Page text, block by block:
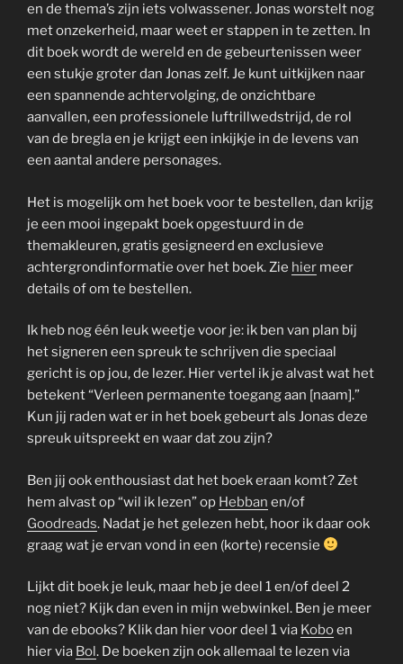
en de thema’s zijn iets volwassener. Jonas worstelt nog
met onzekerheid, maar weet er stappen in te zetten. In
dit boek wordt de wereld en de gebeurtenissen weer
een stukje groter dan Jonas zelf. Je kunt uitkijken naar
een spannende achtervolging, de onzichtbare
aanvallen, een professionele luftrillwedstrijd, de rol
van de bregla en je krijgt een inkijkje in de levens van
een aantal andere personages.
Het is mogelijk om het boek voor te bestellen, dan krijg
je een mooi ingepakt boek opgestuurd in de
themakleuren, gratis gesigneerd en exclusieve
achtergrondinformatie over het boek. Zie hier meer
details of om te bestellen.
Ik heb nog één leuk weetje voor je: ik ben van plan bij
het signeren een spreuk te schrijven die speciaal
gericht is op jou, de lezer. Hier vertel ik je alvast wat het
betekent “Verleen permanente toegang aan [naam].”
Kun jij raden wat er in het boek gebeurt als Jonas deze
spreuk uitspreekt en waar dat zou zijn?
Ben jij ook enthousiast dat het boek eraan komt? Zet
hem alvast op “wil ik lezen” op Hebban en/of
Goodreads. Nadat je het gelezen hebt, hoor ik daar ook
graag wat je ervan vond in een (korte) recensie
Lijkt dit boek je leuk, maar heb je deel 1 en/of deel 2
nog niet? Kijk dan even in mijn webwinkel. Ben je meer
van de ebooks? Klik dan hier voor deel 1 via Koboen
hier via Bol. De boeken zijn ook allemaal te lezen via